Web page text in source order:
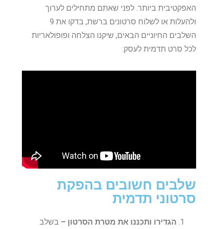
האפקטיבית ביותר. לפני שאתם מתחילים לערוך
ולהעלות או לשלוח סרטונים ברשת, בדקו את 9
השלבים החיוניים הבאים, שיקנו הצלחה ופופולאריות
לכל סרט תדמית לעסק:
שלבים חשובים בהפקת
סרטוני תדמית
הגדירו ותכננו את מטרת הסרטון – בשלב